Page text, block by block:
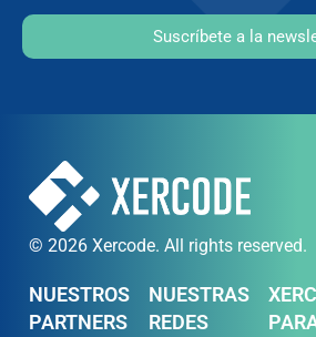
Suscríbete a la
© 2026 Xercode. All rights reserved.
NUESTROS
PARTNERS
NUESTRAS
REDES